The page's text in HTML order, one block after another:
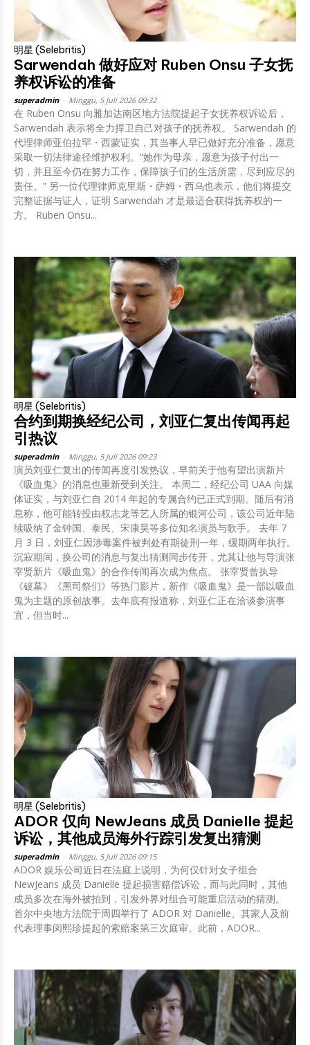
明星 (Selebritis)
Sarwendah 做好应对 Ruben Onsu 子女抚
养权诉讼的准备
superadmin Minggu, 5 Juli 2026 09:32
在 Ruben Onsu 向雅加达南区地方法院提起子女抚养权诉讼后，
Sarwendah 表示将全力捍卫自己对孩子的抚养权。 Sarwendah 的
代理律师亚伯拉罕・西蒙证实，其当事人早已做好充分准备，愿意
采取一切法律途径维护权利。“她作为母亲，愿意为孩子付出一
切，并且至今仍在努力工作，保障孩子们的生活所需，尽到应尽的
责任。” 另一位代理律师克里斯・萨姆・西乌也表示，他们将提交
完整证据与证人，证明 Sarwendah 才是最适合获得抚养权的一
方。 Ruben Onsu...
明星 (Selebritis)
合约到期换经纪公司，刘亚仁复出传闻再起
引热议
superadmin Minggu, 5 Juli 2026 09:23
演员刘亚仁复出的传闻再度引发热议，早前关于他有望出演新片
《吸血鬼》的消息也重新受到关注。 本周二，经纪公司 UAA 向媒
体证实，与刘亚仁自 2014 年起的专属合约已正式到期。随后有消
息称，他可能转投由权志龙等艺人所属的银河公司，该公司近年陆
续吸纳了金钟国、泰民、宋康昊等多位知名演员与歌手。 去年 7
月 3 日，刘亚仁因涉毒案件被判处有期徒刑一年，缓期两年执行。
沉寂期间，换公司的消息与复出猜测同步传开，尤其让他与导演张
宰贤新片《吸血鬼》的合作传闻再次成为焦点。 张宰贤曾执导
《破墓》《黑司祭们》等热门影片，新作《吸血鬼》是一部以吸血
鬼为主题的原创故事。去年底有报道称，刘亚仁正在洽谈参演事
宜，但当时...
明星 (Selebritis)
ADOR 仅向 NewJeans 成员 Danielle 提起
诉讼，其他成员海外行踪引发复出猜测
superadmin Minggu, 5 Juli 2026 09:15
ADOR 娱乐公司近日在法庭上说明，为何仅针对女子组合
NewJeans 成员 Danielle 提起损害赔偿诉讼，而与此同时，其他
成员多次在海外被拍到，引发外界对组合可能重启活动的猜测。
首尔中央地方法院于周四举行了 ADOR 对 Danielle、其家人及前
代表理事闵熙珍提起的索赔案第三次庭审。此前，ADOR...